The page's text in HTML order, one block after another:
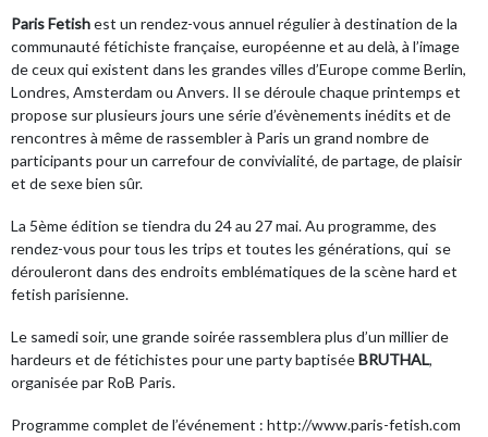
Paris Fetishest un rendez-vous annuel régulier à destination de la
communauté fétichiste française, européenne et au delà, à l’image
de ceux qui existent dans les grandes villes d’Europe comme Berlin,
Londres, Amsterdam ou Anvers. Il se déroule chaque printemps et
propose sur plusieurs jours une série d’évènements inédits et de
rencontres à même de rassembler à Paris un grand nombre de
participants pour un carrefour de convivialité, de partage, de plaisir
et de sexe bien sûr.
La 5ème édition se tiendra du 24 au 27 mai. Au programme, des
rendez-vous pour tous les trips et toutes les générations, qui se
dérouleront dans des endroits emblématiques de la scène hard et
fetish parisienne.
Le samedi soir, une grande soirée rassemblera plus d’un millier de
hardeurs et de fétichistes pour une party baptiséeBRUTHAL,
organisée par RoB Paris.
Programme complet de l’événement : http://www.paris-fetish.com